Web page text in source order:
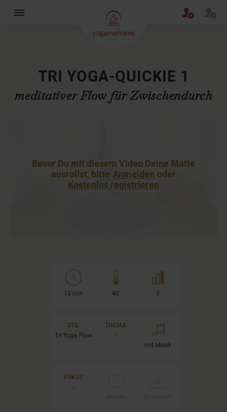
TRI YOGA-QUICKIE 1
meditativer Flow für Zwischendurch
Bevor Du mit diesem Video Deine Matte
ausrollst, bitte Anmelden oder
Kostenlos registrieren
13 min 40 3
STIL
Tri Yoga Flow
THEMA
-
mit Musik
FOKUS
-